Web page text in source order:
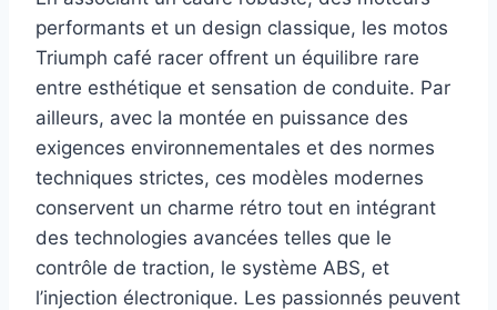
performants et un design classique, les motos
Triumph café racer offrent un équilibre rare
entre esthétique et sensation de conduite. Par
ailleurs, avec la montée en puissance des
exigences environnementales et des normes
techniques strictes, ces modèles modernes
conservent un charme rétro tout en intégrant
des technologies avancées telles que le
contrôle de traction, le système ABS, et
l’injection électronique. Les passionnés peuvent